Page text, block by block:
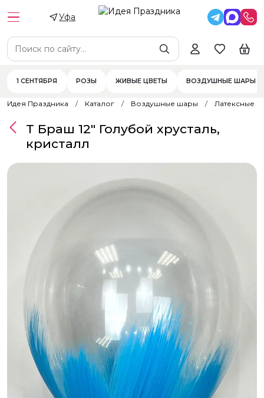
Уфа
1 СЕНТЯБРЯ РОЗЫ ЖИВЫЕ ЦВЕТЫ ВОЗДУШНЫЕ ШАРЫ
Идея Праздника Каталог Воздушные шары Латексные
Т Браш 12" Голубой хрусталь,
кристалл